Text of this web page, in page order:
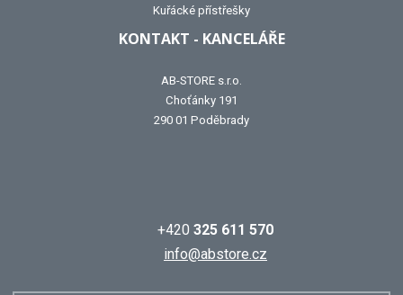
Kuřácké přístřešky
KONTAKT - KANCELÁŘE
AB-STORE s.r.o.
Choťánky 191
290 01 Poděbrady
+420 325 611 570
info@abstore.cz